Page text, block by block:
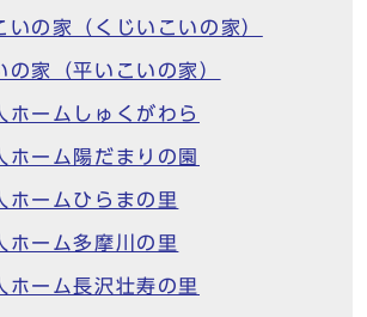
いの家（くじいこいの家）
の家（平いこいの家）
ホームしゅくがわら
ホーム陽だまりの園
ホームひらまの里
ホーム多摩川の里
ホーム長沢壮寿の里